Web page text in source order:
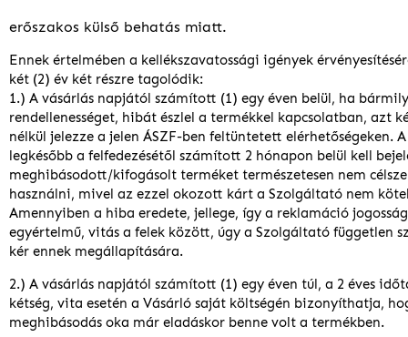
erőszakos külső behatás miatt.
Ennek értelmében a kellékszavatossági igények
két (2) év két részre tagolódik:
1.) A vásárlás napjától számított (1) egy éven belül, ha
rendellenességet, hibát észlel a termékkel kapcsolatban, azt
nélkül jelezze a jelen ÁSZF-ben feltüntetett elérhetőségeken.
legkésőbb a felfedezésétől számított 2 hónapon belül kell
meghibásodott/kifogásolt terméket természetesen nem
használni, mivel az ezzel okozott kárt a Szolgáltató nem
Amennyiben a hiba eredete, jellege, így a reklamáció
egyértelmű, vitás a felek között, úgy a Szolgáltató független
kér ennek megállapítására.
2.) A vásárlás napjától számított (1) egy éven túl, a 2 éves
kétség, vita esetén a Vásárló saját költségén bizonyíthatja,
meghibásodás oka már eladáskor benne volt a termékben.